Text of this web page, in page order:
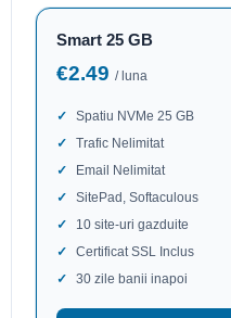
Smart 25 GB
€2.49 / luna
Spatiu NVMe 25 GB
Trafic Nelimitat
Email Nelimitat
SitePad, Softaculous
10 site-uri gazduite
Certificat SSL Inclus
30 zile banii inapoi